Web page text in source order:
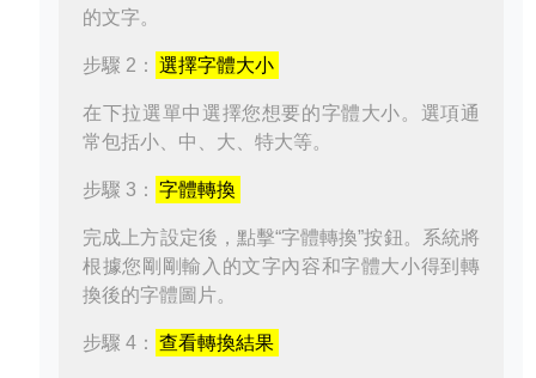
的文字。
步驟 2： 選擇字體大小
在下拉選單中選擇您想要的字體大小。選項通
常包括小、中、大、特大等。
步驟 3： 字體轉換
完成上方設定後，點擊“字體轉換”按鈕。系統將
根據您剛剛輸入的文字內容和字體大小得到轉
換後的字體圖片。
步驟 4： 查看轉換結果